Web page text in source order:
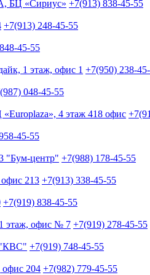
БЦ «Сириус» +7(913) 838-45-55
+7(913) 248-45-55
45-55
1 этаж, офис 1 +7(950) 238-
048-45-55
4 этаж 418 офис
45-55
"Бум-центр" +7(988) 178-45-55
офис 213 +7(913) 338-45-55
+7(919) 838-45-55
этаж, офис № 7 +7(919) 278-45-55
"КВС" +7(919) 748-45-55
офис 204 +7(982) 779-45-55